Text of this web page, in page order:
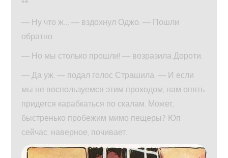
**
— Ну что ж… — вздохнул Оджо. — Пошли
обратно.
— Но мы столько прошли! — возразила Дороти.
— Да уж, — подал голос Страшила. — И если
мы не воспользуемся этим проходом, нам опять
придется карабкаться по скалам. Может,
быстренько пробежим мимо пещеры? Юп
сейчас, наверное, почивает.